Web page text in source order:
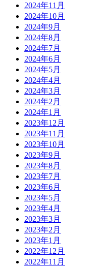
2024年11月
2024年10月
2024年9月
2024年8月
2024年7月
2024年6月
2024年5月
2024年4月
2024年3月
2024年2月
2024年1月
2023年12月
2023年11月
2023年10月
2023年9月
2023年8月
2023年7月
2023年6月
2023年5月
2023年4月
2023年3月
2023年2月
2023年1月
2022年12月
2022年11月